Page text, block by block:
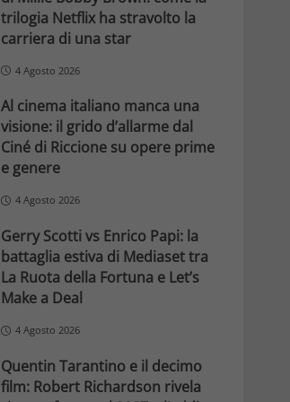
trilogia Netflix ha stravolto la
carriera di una star
4 Agosto 2026
Al cinema italiano manca una
visione: il grido d’allarme dal
Ciné di Riccione su opere prime
e genere
4 Agosto 2026
Gerry Scotti vs Enrico Papi: la
battaglia estiva di Mediaset tra
La Ruota della Fortuna e Let’s
Make a Deal
4 Agosto 2026
Quentin Tarantino e il decimo
film: Robert Richardson rivela